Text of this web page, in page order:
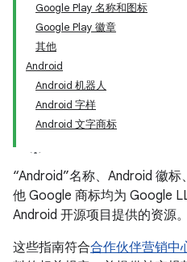
Google Play 名称和图标
Google Play 徽章
其他
Android
Android 机器人
Android 字样
Android 文字商标
“Android”名称、Android 徽
他 Google 商标均为 Google
Android 开源项目提供的资源。
这些指南符合合作伙伴营销中